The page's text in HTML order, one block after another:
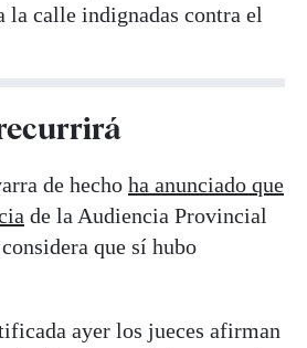
la calle indignadas contra el
de hecho ha anunciado que
de la Audiencia Provincial
que sí hubo
ayer los jueces afirman